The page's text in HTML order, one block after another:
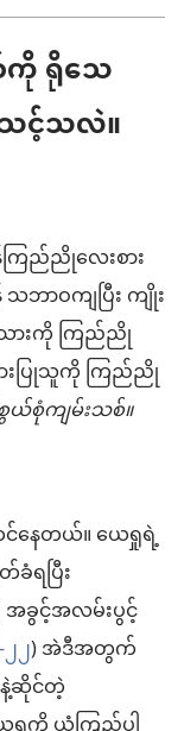
ကို ရိုသေ
သင့်သလဲ။
ည်ညိုလေးစား
ဘာဝကျပြီး ကျိုး
ားကို ကြည်ညို
းပြုသူကို ကြည်ညို
ကျမ်းသစ်။
င်နေတယ်။ ယေရှုရဲ့
ရပြီး
အခွင့်အလမ်းပွင့်
၂) အဲဒီအတွက်
နဲ့ဆိုင်တဲ့